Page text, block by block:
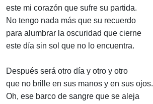
este mi corazón que sufre su partida.
No tengo nada más que su recuerdo
para alumbrar la oscuridad que cierne
este día sin sol que no lo encuentra.
Después será otro día y otro y otro
que no brille en sus manos y en sus ojos.
Oh, ese barco de sangre que se aleja